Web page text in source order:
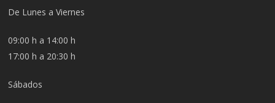
De Lunes a Viernes
09:00 h a 14:00 h
17:00 h a 20:30 h
Sábados